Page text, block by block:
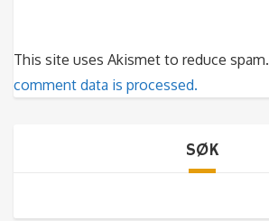
This site uses Akismet to reduce spam.
comment data is processed.
SØK